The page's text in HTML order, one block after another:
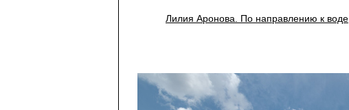
Лилия Аронова. По направлению к воде